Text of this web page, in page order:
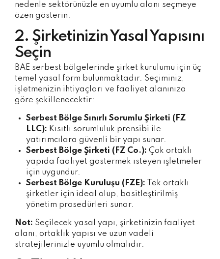
nedenle sektörünüzle en uyumlu alanı seçmeye
özen gösterin.
2. Şirketinizin Yasal Yapısını
Seçin
BAE serbest bölgelerinde şirket kurulumu için üç
temel yasal form bulunmaktadır. Seçiminiz,
işletmenizin ihtiyaçları ve faaliyet alanınıza
göre şekillenecektir:
Serbest Bölge Sınırlı Sorumlu Şirketi (FZ
LLC): Kısıtlı sorumluluk prensibi ile
yatırımcılara güvenli bir yapı sunar.
Serbest Bölge Şirketi (FZ Co.): Çok ortaklı
yapıda faaliyet göstermek isteyen işletmeler
için uygundur.
Serbest Bölge Kuruluşu (FZE): Tek ortaklı
şirketler için ideal olup, basitleştirilmiş
yönetim prosedürleri sunar.
Not: Seçilecek yasal yapı, şirketinizin faaliyet
alanı, ortaklık yapısı ve uzun vadeli
stratejilerinizle uyumlu olmalıdır.